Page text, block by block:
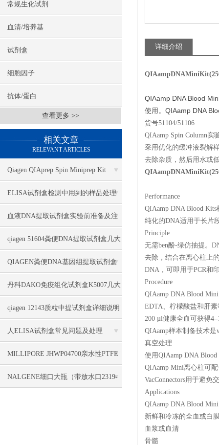
常规生化试剂
血清/培养基
试剂盒
细胞因子
抗体/蛋白
查看更多 >>
相关文章
RELEVANT ARTICLES
Qiagen QIAprep Spin Miniprep Kit
27106
ELISA试剂盒检测中用到的样品处理
方法
血液DNA提取试剂盒实验前准备及注
意事项说明
qiagen 51604粪便DNA提取试剂盒几大
优势
QIAGEN粪便DNA基因组提取试剂盒
51604几大特点
丹科DAKO免疫组化试剂盒K5007几大
特点
qiagen 12143质粒中提试剂盒详细说明
人ELISA试剂盒常见问题及处理
MILLIPORE JHWP04700亲水性PTFE
滤膜性能介绍
NALGENE细口大瓶（带放水口2319-
详细介绍
QIAamp DNA Blood
使用。QIAamp DNA
货号51104/51106
QIAamp Spin Column实
采用优化的缓冲液裂解
去除杂质，然后用水或
Performance
QIAamp DNA Blood
纯化的DNA适用于长片
Principle
无需ben酚-绿仿抽提。
去除，结合在离心柱上
DNA，可即用于PCR和
Procedure
QIAamp DNA Blood
EDTA、柠檬酸盐和肝
200 µl健康全血可获得
QIAamp样本制备技术是
真空处理
使用QIAamp DNA
QIAamp Mini离心柱可
VacConnectors用于避免
Applications
QIAamp DNA Blood
新鲜和冷冻的全血或白
血浆或血清
骨髓